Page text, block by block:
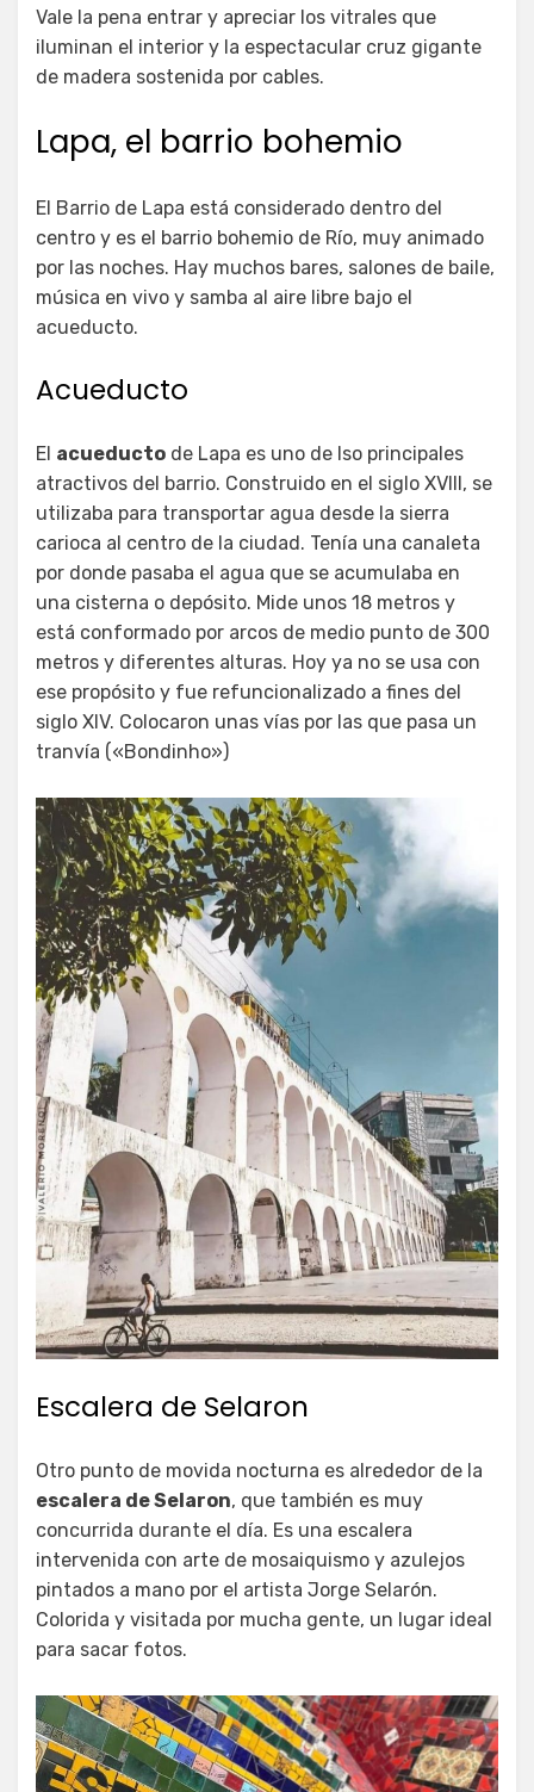
Vale la pena entrar y apreciar los vitrales que
iluminan el interior y la espectacular cruz gigante
de madera sostenida por cables.
Lapa, el barrio bohemio
El Barrio de Lapa está considerado dentro del
centro y es el barrio bohemio de Río, muy animado
por las noches. Hay muchos bares, salones de baile,
música en vivo y samba al aire libre bajo el
acueducto.
Acueducto
El acueducto de Lapa es uno de lso principales
atractivos del barrio. Construido en el siglo XVIII, se
utilizaba para transportar agua desde la sierra
carioca al centro de la ciudad. Tenía una canaleta
por donde pasaba el agua que se acumulaba en
una cisterna o depósito. Mide unos 18 metros y
está conformado por arcos de medio punto de 300
metros y diferentes alturas. Hoy ya no se usa con
ese propósito y fue refuncionalizado a fines del
siglo XIV. Colocaron unas vías por las que pasa un
tranvía («Bondinho»)
Escalera de Selaron
Otro punto de movida nocturna es alrededor de la
escalera de Selaron, que también es muy
concurrida durante el día. Es una escalera
intervenida con arte de mosaiquismo y azulejos
pintados a mano por el artista Jorge Selarón.
Colorida y visitada por mucha gente, un lugar ideal
para sacar fotos.